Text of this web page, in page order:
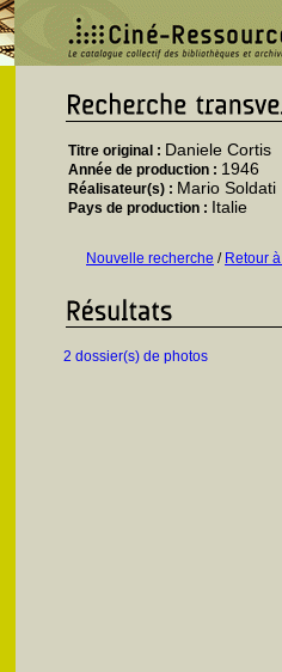
Titre original : Daniele Cortis
Année de production : 1946
Réalisateur(s) : Mario Soldati
Pays de production : Italie
Nouvelle recherche / Retour
2 dossier(s) de photos